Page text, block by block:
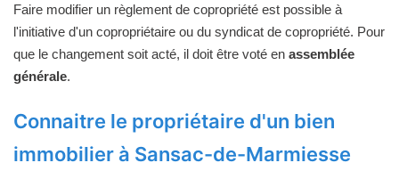
Faire modifier un règlement de copropriété est possible à
l'initiative d'un copropriétaire ou du syndicat de copropriété. Pour
que le changement soit acté, il doit être voté en assemblée
générale.
Connaitre le propriétaire d'un bien
immobilier à Sansac-de-Marmiesse